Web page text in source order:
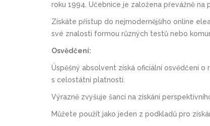
roku 1994. Učebnice je založena převážně na
Získáte přístup do nejmodernějšího online
své znalosti formou různých testů nebo
Osvědčení:
Úspěšný absolvent získá oficiální osvědčení o
s celostátní platností.
Výrazně zvyšuje šanci na získání
Můžete použít jako jeden z podkladů pro